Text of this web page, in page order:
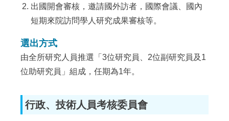
出國開會審核，邀請國外訪者，國際會議、國內
短期來院訪問學人研究成果審核等。
選出方式
由全所研究人員推選「3位研究員、2位副研究員及1
位助研究員」組成，任期為1年。
行政、技術人員考核委員會